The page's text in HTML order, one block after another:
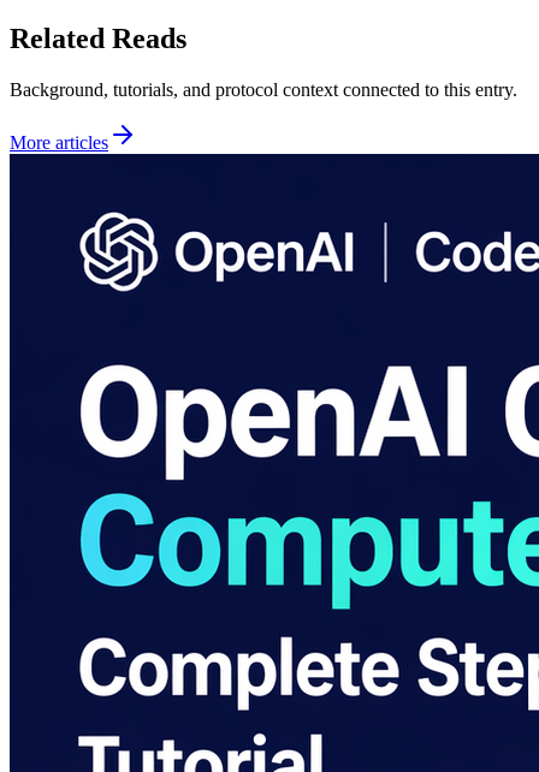
Related Reads
Background, tutorials, and protocol context connected to this entry.
More articles